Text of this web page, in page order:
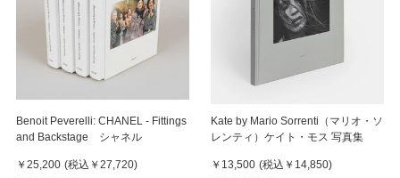
Benoit Peverelli: CHANEL - Fittings
and Backstage シャネル
￥25,200 (税込 ￥27,720)
Kate by Mario Sorrenti（マリオ・ソ
レンティ）ケイト・モス 写真集
￥13,500 (税込 ￥14,850)